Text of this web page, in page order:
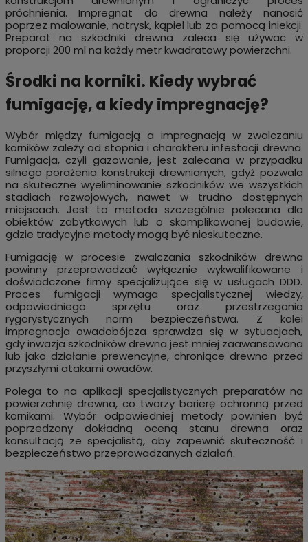
próchnienia. Impregnat do drewna należy nanosić
poprzez malowanie, natrysk, kąpiel lub za pomocą iniekcji.
Preparat na szkodniki drewna zaleca się używac w
proporcji 200 ml na każdy metr kwadratowy powierzchni.
Środki na korniki. Kiedy wybrać
fumigację, a kiedy impregnację?
Wybór między fumigacją a impregnacją w zwalczaniu
korników zależy od stopnia i charakteru infestacji drewna.
Fumigacja, czyli gazowanie, jest zalecana w przypadku
silnego porażenia konstrukcji drewnianych, gdyż pozwala
na skuteczne wyeliminowanie szkodników we wszystkich
stadiach rozwojowych, nawet w trudno dostępnych
miejscach. Jest to metoda szczególnie polecana dla
obiektów zabytkowych lub o skomplikowanej budowie,
gdzie tradycyjne metody mogą być nieskuteczne.
Fumigację w procesie zwalczania szkodników drewna
powinny przeprowadzać wyłącznie wykwalifikowane i
doświadczone firmy specjalizujące się w usługach DDD.
Proces fumigacji wymaga specjalistycznej wiedzy,
odpowiedniego sprzętu oraz przestrzegania
rygorystycznych norm bezpieczeństwa. Z kolei
impregnacja owadobójcza sprawdza się w sytuacjach,
gdy inwazja szkodników drewna jest mniej zaawansowana
lub jako działanie prewencyjne, chroniące drewno przed
przyszłymi atakami owadów.
Polega to na aplikacji specjalistycznych preparatów na
powierzchnię drewna, co tworzy barierę ochronną przed
kornikami. Wybór odpowiedniej metody powinien być
poprzedzony dokładną oceną stanu drewna oraz
konsultacją ze specjalistą, aby zapewnić skuteczność i
bezpieczeństwo przeprowadzanych działań.